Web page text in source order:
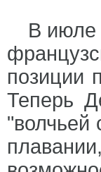
В июле
позиции
Теперь
"волчьей